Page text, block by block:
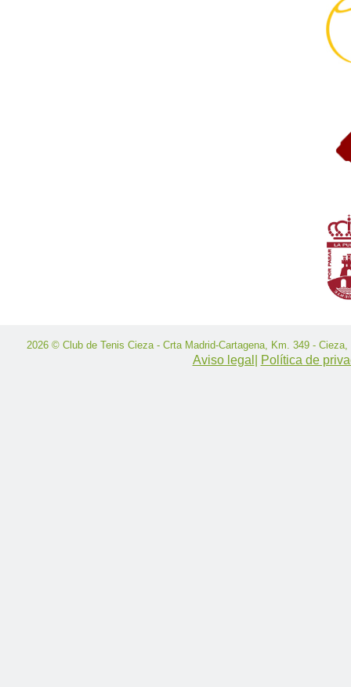
2026 © Club de Tenis Cieza - Crta Madrid-Cartagena, Km. 349 -
Aviso legal Política de